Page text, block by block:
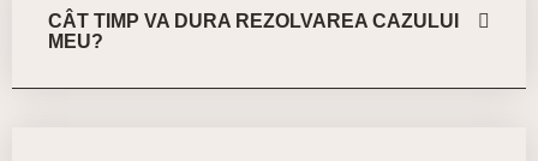
CÂT TIMP VA DURA REZOLVAREA CAZULUI
MEU?